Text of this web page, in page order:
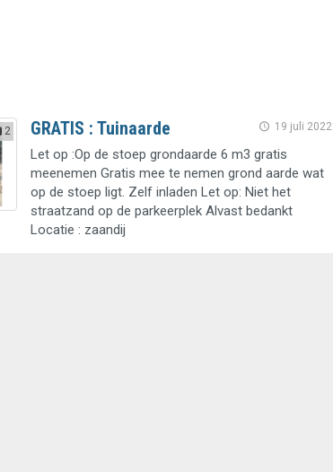
2 19 juli 2022
GRATIS : Tuinaarde
Let op :Op de stoep grondaarde 6 m3 gratis
meenemen Gratis mee te nemen grond aarde wat
op de stoep ligt. Zelf inladen Let op: Niet het
straatzand op de parkeerplek Alvast bedankt
Locatie : zaandij